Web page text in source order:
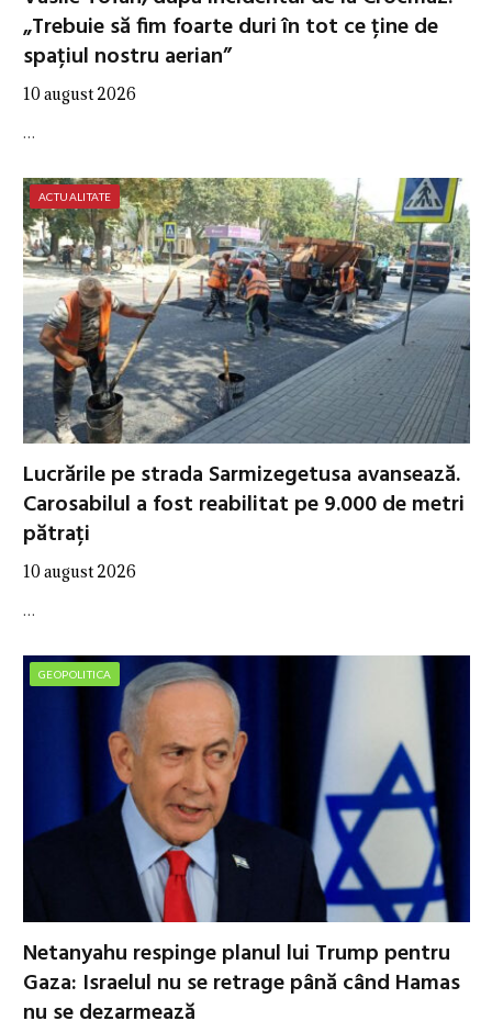
„Trebuie să fim foarte duri în tot ce ține de
spațiul nostru aerian”
10 august 2026
…
ACTUALITATE
Lucrările pe strada Sarmizegetusa avansează.
Carosabilul a fost reabilitat pe 9.000 de metri
pătrați
10 august 2026
…
GEOPOLITICA
Netanyahu respinge planul lui Trump pentru
Gaza: Israelul nu se retrage până când Hamas
nu se dezarmează